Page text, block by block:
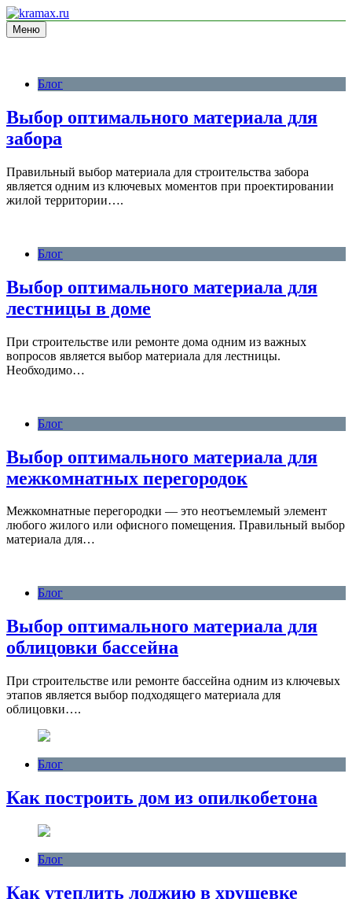
Перейти
к
содержимому
блог про строительство
Меню
Блог
Выбор оптимального материала для
забора
Правильный выбор материала для строительства забора
является одним из ключевых моментов при проектировании
жилой территории….
Блог
Выбор оптимального материала для
лестницы в доме
При строительстве или ремонте дома одним из важных
вопросов является выбор материала для лестницы.
Необходимо…
Блог
Выбор оптимального материала для
межкомнатных перегородок
Межкомнатные перегородки — это неотъемлемый элемент
любого жилого или офисного помещения. Правильный выбор
материала для…
Блог
Выбор оптимального материала для
облицовки бассейна
При строительстве или ремонте бассейна одним из ключевых
этапов является выбор подходящего материала для
облицовки….
Блог
Как построить дом из опилкобетона
Блог
Как утеплить лоджию в хрущевке